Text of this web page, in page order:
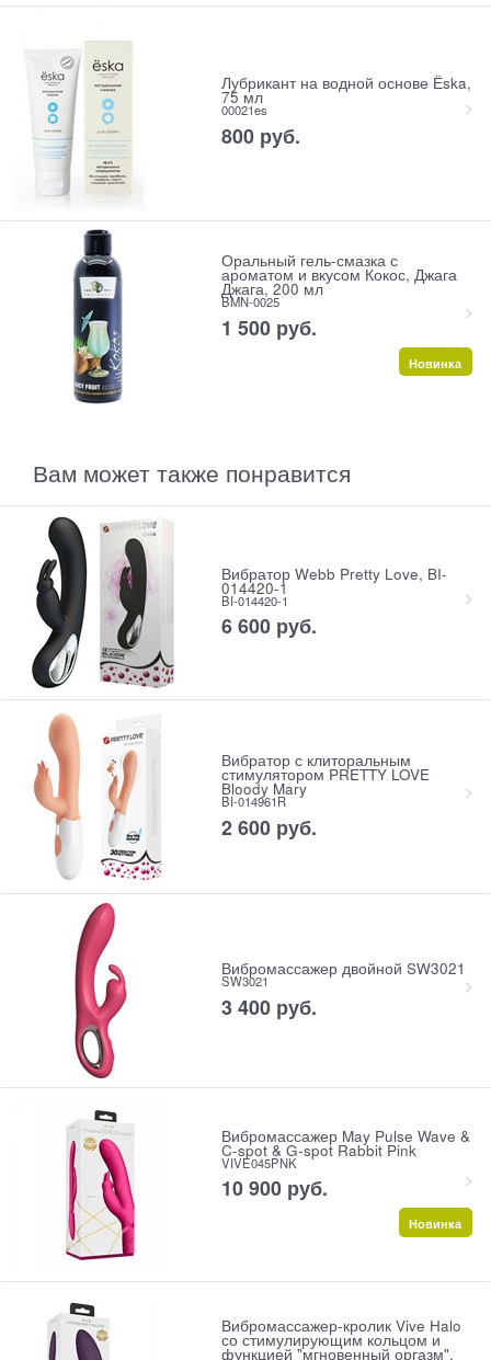
Лубрикант на водной основе Ёska,
75 мл
00021es
800 руб.
Оральный гель-смазка с
ароматом и вкусом Кокос, Джага
Джага, 200 мл
BMN-0025
1 500 руб.
Новинка
Вам может также понравится
Вибратор Webb Pretty Love, BI-
014420-1
BI-014420-1
6 600 руб.
Вибратор с клиторальным
стимулятором PRETTY LOVE
Bloody Mary
BI-014961R
2 600 руб.
Вибромассажер двойной SW3021
SW3021
3 400 руб.
Вибромассажер May Pulse Wave &
C-spot & G-spot Rabbit Pink
VIVE045PNK
10 900 руб.
Новинка
Вибромассажер-кролик Vive Halo
со стимулирующим кольцом и
функцией "мгновенный оргазм",